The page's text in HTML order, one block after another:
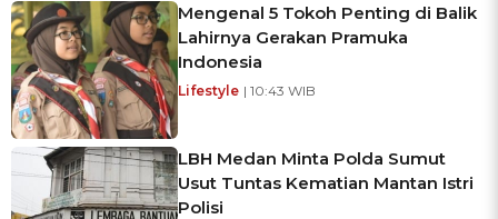
Mengenal 5 Tokoh Penting di Balik
Lahirnya Gerakan Pramuka
Indonesia
Lifestyle | 10:43 WIB
LBH Medan Minta Polda Sumut
Usut Tuntas Kematian Mantan Istri
Polisi